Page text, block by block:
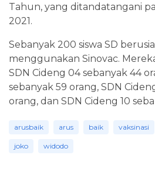
Tahun, yang ditandatangani
2021.
Sebanyak 200 siswa SD
menggunakan Sinovac.
SDN Cideng 04 sebanyak 44
sebanyak 59 orang, SDN
orang, dan SDN Cideng 10
arusbaik arus baik vaksinasi
joko widodo